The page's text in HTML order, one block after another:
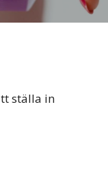
ställa in